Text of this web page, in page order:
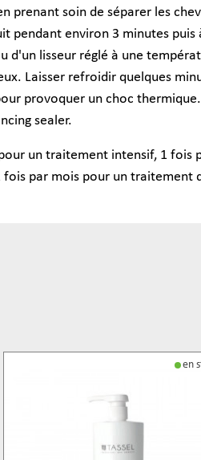
prenant soin de séparer les
pendant environ 3 minutes
d'un lisseur réglé à une
Laisser refroidir quelques
provoquer un choc
sealer.
un traitement intensif, 1 fois
fois par mois pour un traitement
en